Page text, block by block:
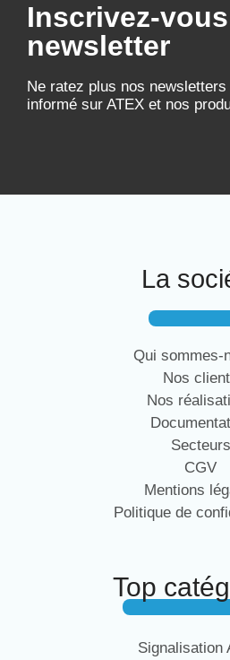
Inscrivez-
newsletter
Ne ratez plus nos
informé sur ATEX et nos
La
Qui sommes-
Nos
Nos
Secteurs
CGV
Mentions
Politique de
Top
Signalisation